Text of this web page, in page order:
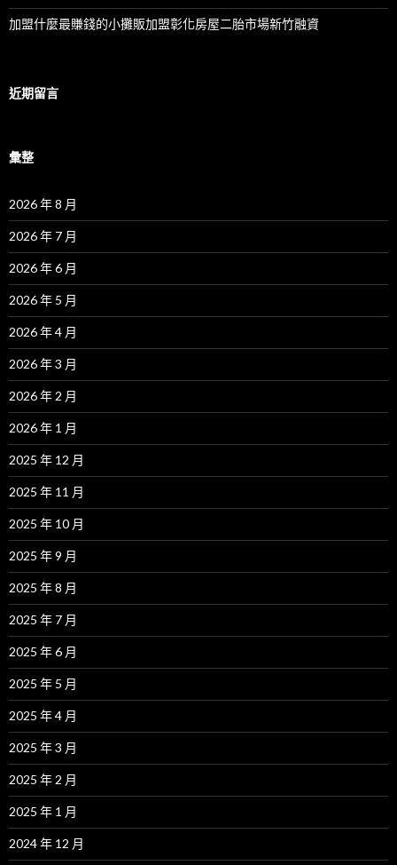
加盟什麼最賺錢的小攤販加盟彰化房屋二胎市場新竹融資
近期留言
彙整
2026 年 8 月
2026 年 7 月
2026 年 6 月
2026 年 5 月
2026 年 4 月
2026 年 3 月
2026 年 2 月
2026 年 1 月
2025 年 12 月
2025 年 11 月
2025 年 10 月
2025 年 9 月
2025 年 8 月
2025 年 7 月
2025 年 6 月
2025 年 5 月
2025 年 4 月
2025 年 3 月
2025 年 2 月
2025 年 1 月
2024 年 12 月